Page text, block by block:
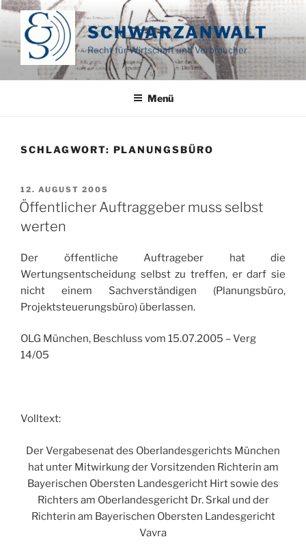
Zum
springen
SCHWARZANWALT
Recht für Wirtschaft und Verbraucher
Menü
SCHLAGWORT: PLANUNGSBÜRO
VERÖFFENTLICHT
AM
12. AUGUST 2005
Öffentlicher Auftraggeber muss selbst
werten
Der öffentliche Auftrageber hat die
Wertungsentscheidung selbst zu treffen, er darf sie
nicht einem Sachverständigen (Planungsbüro,
Projektsteuerungsbüro) überlassen.
OLG München, Beschluss vom 15.07.2005 – Verg
14/05
Volltext:
Der Vergabesenat des Oberlandesgerichts München
hat unter Mitwirkung der Vorsitzenden Richterin am
Bayerischen Obersten Landesgericht Hirt sowie des
Richters am Oberlandesgericht Dr. Srkal und der
Richterin am Bayerischen Obersten Landesgericht
Vavra